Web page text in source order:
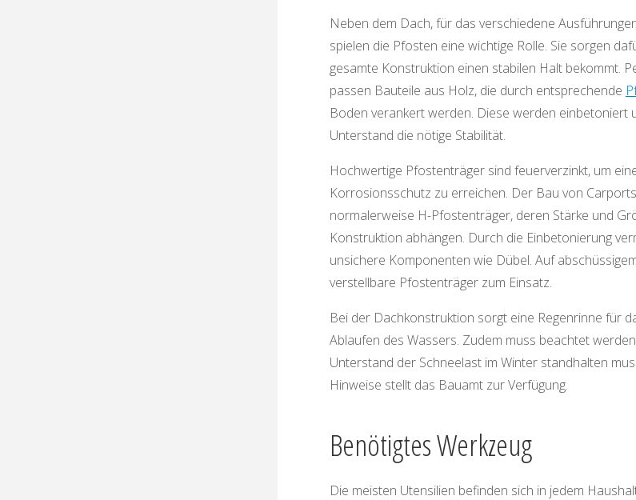
Neben dem Dach, für das verschiedene
spielen die Pfosten eine wichtige Rolle. Sie sorgen
gesamte Konstruktion einen stabilen Halt bekommt.
passen Bauteile aus Holz, die durch entsprechende
Boden verankert werden. Diese werden einbetoniert
Unterstand die nötige Stabilität.
Hochwertige Pfostenträger sind feuerverzinkt, um
Korrosionsschutz zu erreichen. Der Bau von
normalerweise H-Pfostenträger, deren Stärke und
Konstruktion abhängen. Durch die Einbetonierung
unsichere Komponenten wie Dübel. Auf
verstellbare Pfostenträger zum Einsatz.
Bei der Dachkonstruktion sorgt eine Regenrinne für
Ablaufen des Wassers. Zudem muss beachtet
Unterstand der Schneelast im Winter standhalten
Hinweise stellt das Bauamt zur Verfügung.
Benötigtes Werkzeug
Die meisten Utensilien befinden sich in jedem